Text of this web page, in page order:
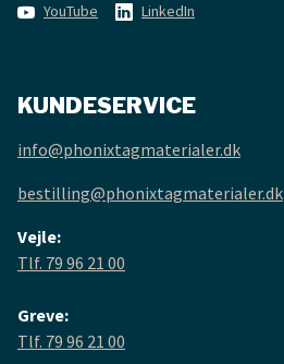
YouTube LinkedIn
KUNDESERVICE
info@phonixtagmaterialer.dk
bestilling@phonixtagmaterialer.dk
Vejle:
Tlf. 79 96 21 00
Greve:
Tlf. 79 96 21 00